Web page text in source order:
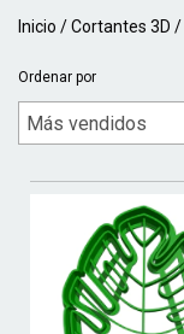
Inicio /Cortantes 3D /
Ordenar por